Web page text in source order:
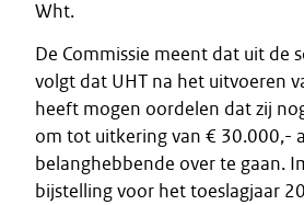
Wht.
De Commissie meent dat uit de
volgt dat UHT na het uitvoeren
heeft mogen oordelen dat zij
om tot uitkering van € 30.000,-
belanghebbende over te gaan.
bijstelling voor het toeslagjaar